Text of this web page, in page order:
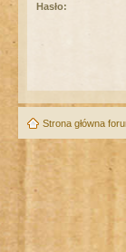
Hasło:
Strona główna